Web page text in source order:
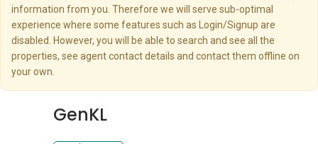
information from you. Therefore we will serve sub-optimal
experience where some features such as Login/Signup are
disabled. However, you will be able to search and see all the
properties, see agent contact details and contact them offline on
your own.
GenKL